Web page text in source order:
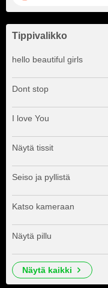
Tippivalikko
hello beautiful girls
Dont stop
I love You
Näytä tissit
Seiso ja pyllistä
Katso kameraan
Näytä pillu
näytä kaikki